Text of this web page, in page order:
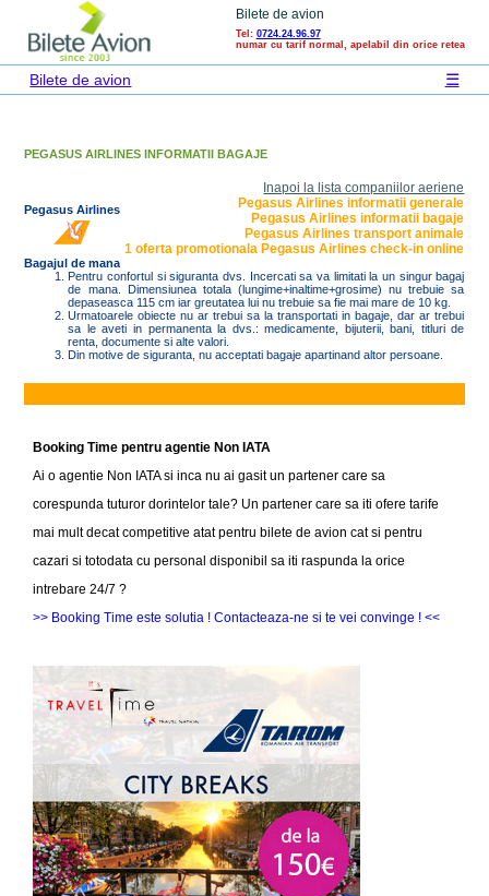
Bilete de avion
Tel: 0724.24.96.97
numar cu tarif normal, apelabil din orice retea
Bilete de avion ☰
PEGASUS AIRLINES INFORMATII BAGAJE
Inapoi la lista companiilor aeriene
Pegasus Airlines
Pegasus Airlines informatii generale
Pegasus Airlines informatii bagaje
Pegasus Airlines transport animale
1 oferta promotionala Pegasus Airlines check-in online
Bagajul de mana
Pentru confortul si siguranta dvs. Incercati sa va limitati la un singur bagaj
de mana. Dimensiunea totala (lungime+inaltime+grosime) nu trebuie sa
depaseasca 115 cm iar greutatea lui nu trebuie sa fie mai mare de 10 kg.
Urmatoarele obiecte nu ar trebui sa la transportati in bagaje, dar ar trebui
sa le aveti in permanenta la dvs.: medicamente, bijuterii, bani, titluri de
renta, documente si alte valori.
Din motive de siguranta, nu acceptati bagaje apartinand altor persoane.
Booking Time pentru agentie Non IATA
Ai o agentie Non IATA si inca nu ai gasit un partener care sa
corespunda tuturor dorintelor tale? Un partener care sa iti ofere tarife
mai mult decat competitive atat pentru bilete de avion cat si pentru
cazari si totodata cu personal disponibil sa iti raspunda la orice
intrebare 24/7 ?
>> Booking Time este solutia ! Contacteaza-ne si te vei convinge ! <<